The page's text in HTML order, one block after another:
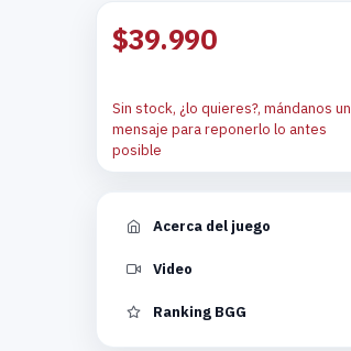
$39.990
Sin stock, ¿lo quieres?, mándanos un
mensaje para reponerlo lo antes
posible
Acerca del juego
Video
Ranking BGG